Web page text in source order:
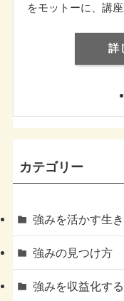
をモットーに、講
詳
カテゴリー
強みを活かす生
強みの見つけ方
強みを収益化す